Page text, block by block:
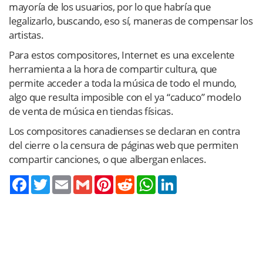
mayoría de los usuarios, por lo que habría que
legalizarlo, buscando, eso sí, maneras de compensar los
artistas.
Para estos compositores, Internet es una excelente
herramienta a la hora de compartir cultura, que
permite acceder a toda la música de todo el mundo,
algo que resulta imposible con el ya “caduco” modelo
de venta de música en tiendas físicas.
Los compositores canadienses se declaran en contra
del cierre o la censura de páginas web que permiten
compartir canciones, o que albergan enlaces.
TwitterEmail Gmail PinterestReddit WhatsApp